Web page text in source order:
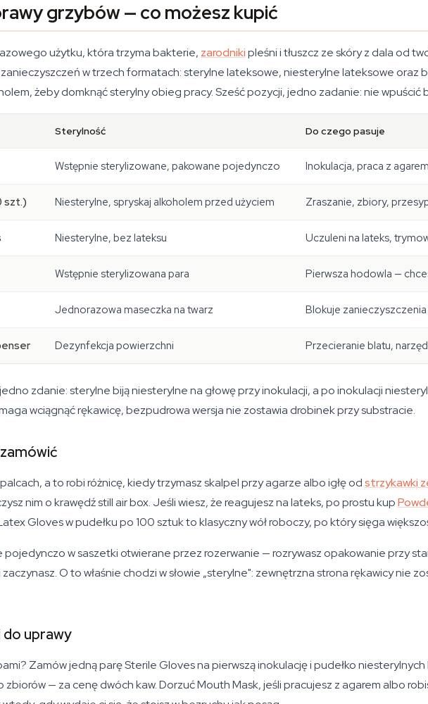
grzybów — co możesz kupić
użytku, która trzyma bakterie, zarodnikipleśni i tłuszcz ze skóry z dala od
w trzech formatach: sterylne lateksowe, niesterylne lateksowe oraz
żeby domknąć sterylny obieg pracy. Sześć pozycji, jedno zadanie: nie wpuścić
Sterylność Do czego pasuje
Wstępnie sterylizowane, pakowane pojedynczo Inokulacja, praca z
szt.) Niesterylne, spryskaj alkoholem przed użyciem Zraszanie, zbiory,
Niesterylne, bez lateksu Uczuleni na lateks,
Wstępnie sterylizowana para Pierwsza hodowla —
Jednorazowa maseczka na twarz Blokuje
Dezynfekcja powierzchni Przecieranie blatu,
zdanie: sterylne biją niesterylne na głowę przy inokulacji, a po inokulacji
wciągnąć rękawicę, bezpudrowa wersja nie zostawia drobinek przy substracie.
a to robi różnicę, kiedy trzymasz skalpel przy agarze albo igłę odstrzykawki
nim o krawędź still air box. Jeśli wiesz, że reagujesz na lateks, po prostu kup
Gloves w pudełku po 100 sztuk to klasyczny wół roboczy, po który sięga
pojedynczo w saszetki otwierane przez rozerwanie — rozrywasz opakowanie przy
O to właśnie chodzi w słowie „sterylne": zewnętrzna strona rękawicy nie
do uprawy
Zamów jedną parę Sterile Gloves na pierwszą inokulację i pudełko
zbiorów — za cenę dwóch kaw. Dorzuć Mouth Mask, jeśli pracujesz z agarem albo